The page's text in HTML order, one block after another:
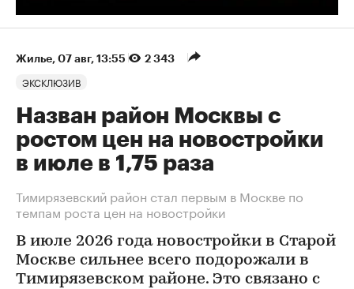
Жилье 07 авг, 13:55 2 343
ЭКСКЛЮЗИВ
Назван район Москвы с
ростом цен на новостройки
в июле в 1,75 раза
Тимирязевский район стал первым в Москве по
темпам роста цен на новостройки
В июле 2026 года новостройки в Старой
Москве сильнее всего подорожали в
Тимирязевском районе. Это связано с